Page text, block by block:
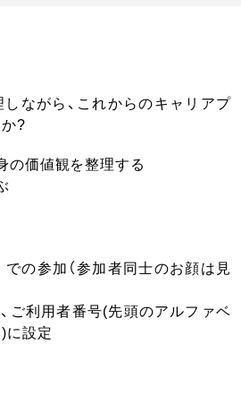
ながら、これからのキャリアプ
?
の価値観を整理する
での参加（参加者同士のお顔は見
ご利用者番号(先頭のアルファベ
に設定